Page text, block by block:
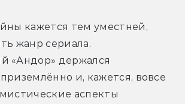
кажется тем уместней,
жанр сериала.
«Андор» держался
и, кажется, вовсе
аспекты